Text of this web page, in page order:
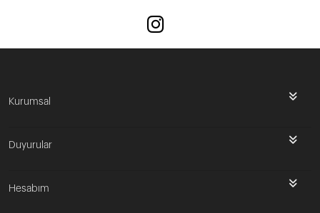
Kurumsal
Duyurular
Hesabım